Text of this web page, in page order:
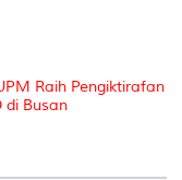
Raih Pengiktirafan
di Busan